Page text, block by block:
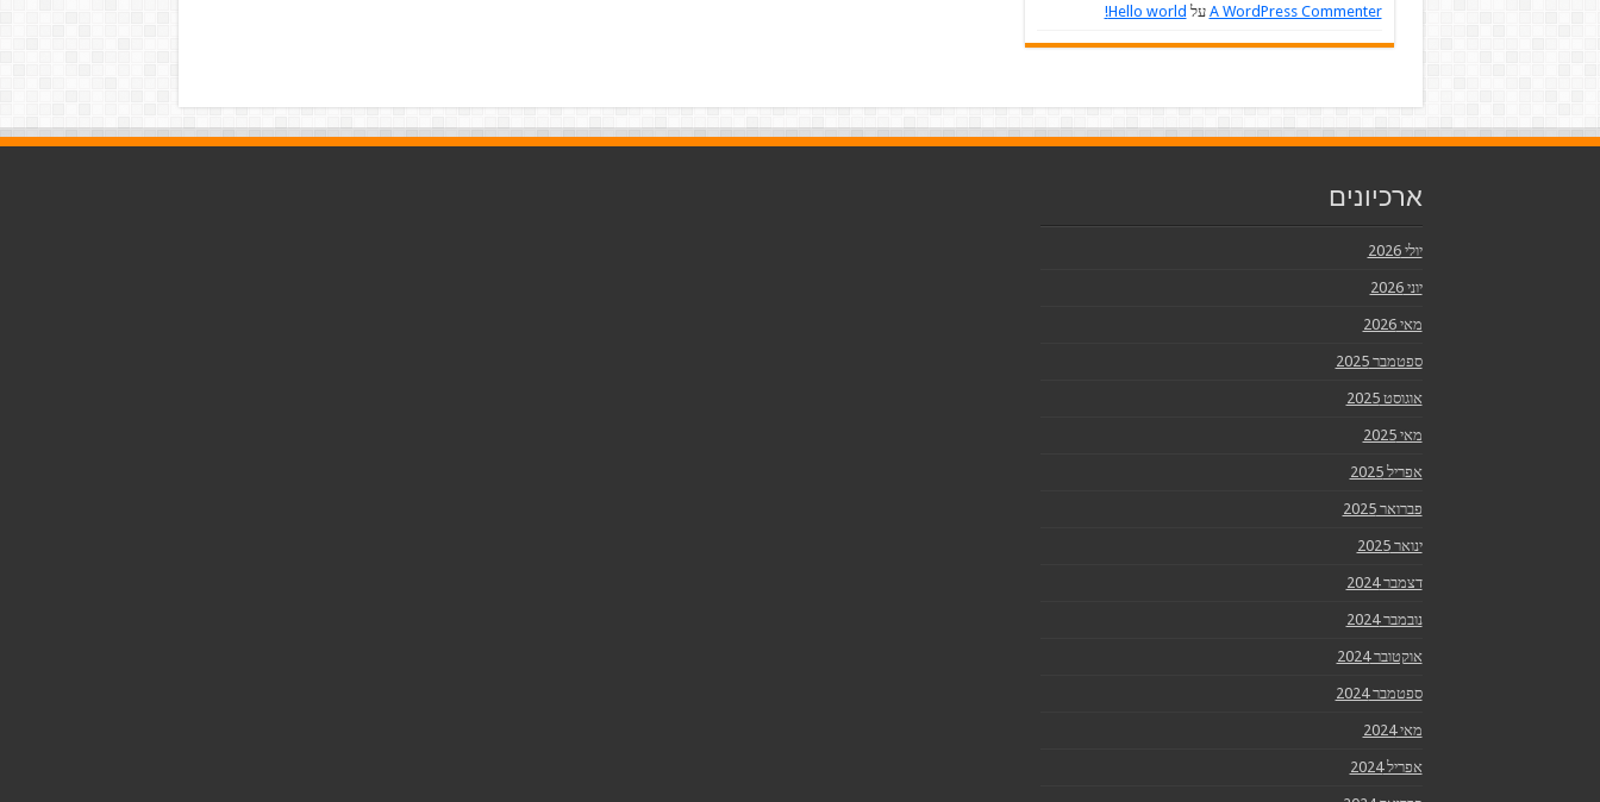
A WordPress Commenter על Hello world!
ארכיונים
יולי 2026
יוני 2026
מאי 2026
ספטמבר 2025
אוגוסט 2025
מאי 2025
אפריל 2025
פברואר 2025
ינואר 2025
דצמבר 2024
נובמבר 2024
אוקטובר 2024
ספטמבר 2024
מאי 2024
אפריל 2024